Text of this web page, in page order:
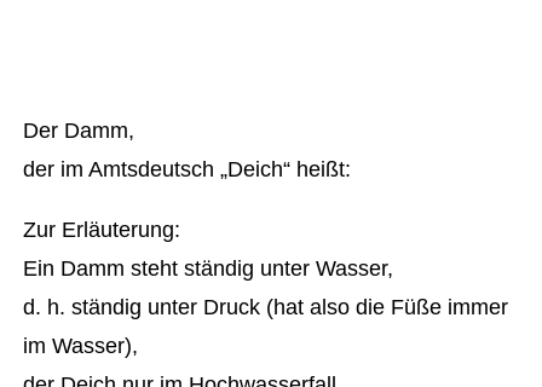
Der Damm,
der im Amtsdeutsch „Deich“ heißt:
Zur Erläuterung:
Ein Damm steht ständig unter Wasser,
d. h. ständig unter Druck (hat also die Füße immer
im Wasser),